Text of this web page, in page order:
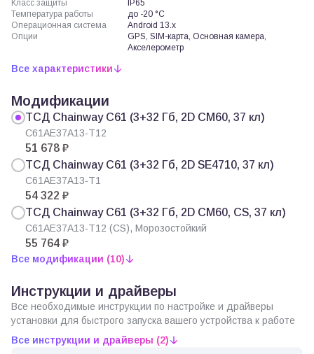
Класс защиты
IP65
Температура работы
до -20 °C
Операционная система
Android 13.x
Опции
GPS, SIM-карта, Основная камера,
Акселерометр
Все характеристики
Модификации
ТСД Chainway C61 (3+32 Гб, 2D CM60, 37 кл)
C61AE37A13-T12
51 678 ₽
ТСД Chainway C61 (3+32 Гб, 2D SE4710, 37 кл)
C61AE37A13-T1
54 322 ₽
ТСД Chainway C61 (3+32 Гб, 2D CM60, CS, 37 кл)
C61AE37A13-T12 (CS), Морозостойкий
55 764 ₽
Все модификации (10)
Инструкции и драйверы
Все необходимые инструкции по настройке и драйверы
установки для быстрого запуска вашего устройства к работе
Все инструкции и драйверы (2)